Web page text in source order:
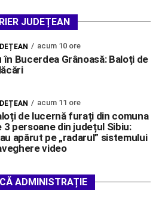
JUDEȚEAN
acum 10 ore
în Bucerdea Grânoasă: Baloți de
acum 11 ore
de lucernă furați din comuna
3 persoane din județul Sibiu:
apărut pe „radarul” sistemului
video
ADMINISTRAȚIE